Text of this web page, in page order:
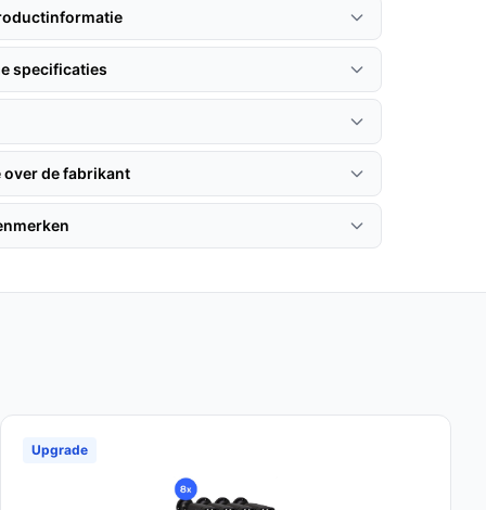
specificaties
over de fabrikant
Upgrade